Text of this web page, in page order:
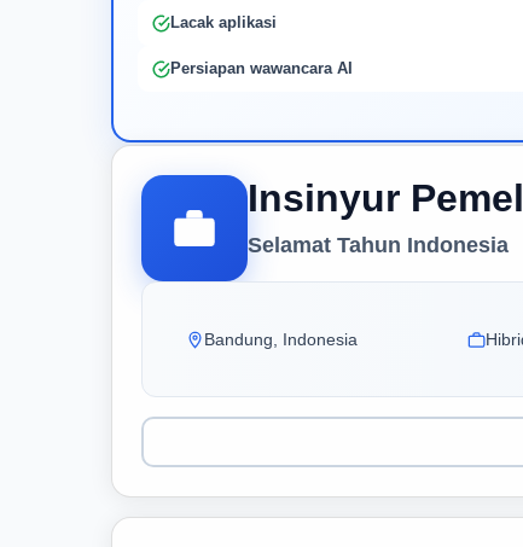
Insinyur
Selamat Tahun Indonesia
Bandung, Indonesia
Lacak aplikasi
Persiapan wawancara AI